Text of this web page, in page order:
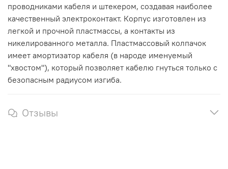
проводниками кабеля и штекером, создавая наиболее
качественный электроконтакт. Корпус изготовлен из
легкой и прочной пластмассы, а контакты из
никелированного металла. Пластмассовый колпачок
имеет амортизатор кабеля (в народе именуемый
"хвостом"), который позволяет кабелю гнуться только с
безопасным радиусом изгиба.
Отзывы